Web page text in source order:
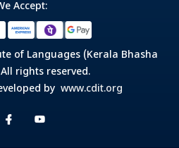
Accept:
of Languages (Kerala Bhasha
rights reserved.
by www.cdit.org